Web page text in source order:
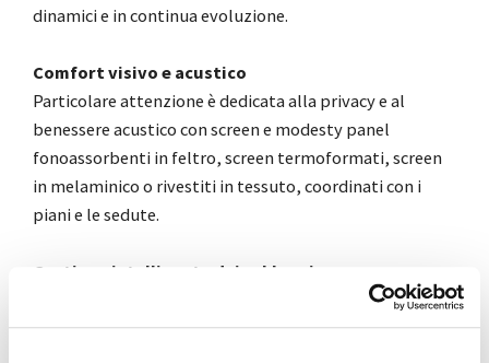
dinamici e in continua evoluzione.
Comfort visivo e acustico
Particolare attenzione è dedicata alla privacy e al
benessere acustico con screen e modesty panel
fonoassorbenti in feltro, screen termoformati, screen
in melaminico o rivestiti in tessuto, coordinati con i
piani e le sedute.
Gestione intelligente dei cablaggi
Nelle postazioni di lavoro, Lite prevede diverse
soluzioni per il passaggio cavi: con lo spazio tecnico tra